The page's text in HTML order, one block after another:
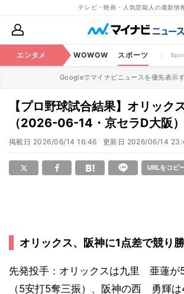
テレビ・映画・人気芸能人の最新情
エンタメ
・CS番組 WOWOW スポーツ
Googleでマイナビニュースを優先表示
【プロ野球試合結果】オリック
（2026-06-14・京セラD大阪）
掲載日 2026/06/14 16:46 更新日 2026/06/14
URLをコピ
オリックス、阪神に1点差で競り
先発投手：オリックスは九里 亜蓮が
（5安打5奪三振）、阪神の西 勇輝